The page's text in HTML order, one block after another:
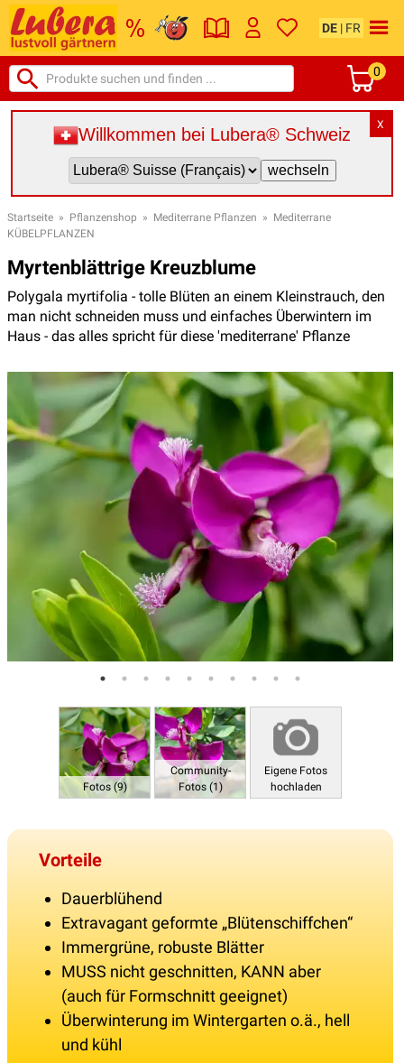
DE | FR
0
X
Willkommen bei Lubera® Schweiz
Startseite » Pflanzenshop » Mediterrane Pflanzen » Mediterrane
KÜBELPFLANZEN
Myrtenblättrige Kreuzblume
Polygala myrtifolia - tolle Blüten an einem Kleinstrauch, den
man nicht schneiden muss und einfaches Überwintern im
Haus - das alles spricht für diese 'mediterrane' Pflanze
Fotos (9)
Community-
Fotos (1)
Eigene Fotos
hochladen
Vorteile
Dauerblühend
Extravagant geformte „Blütenschiffchen“
Immergrüne, robuste Blätter
MUSS nicht geschnitten, KANN aber
(auch für Formschnitt geeignet)
Überwinterung im Wintergarten o.ä., hell
und kühl